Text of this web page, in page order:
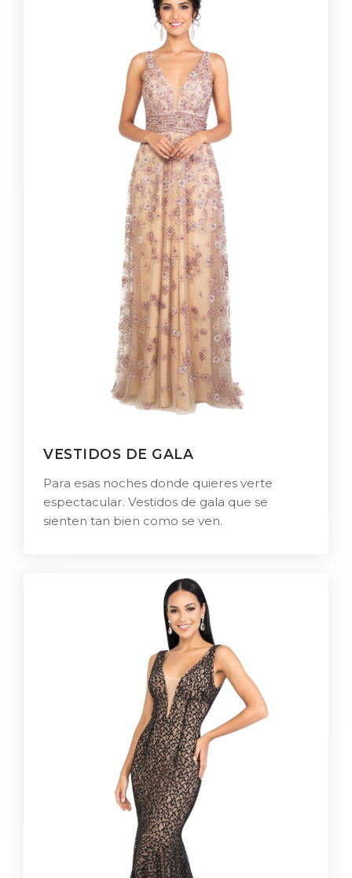
VESTIDOS DE GALA
Para esas noches donde quieres verte
espectacular. Vestidos de gala que se
sienten tan bien como se ven.